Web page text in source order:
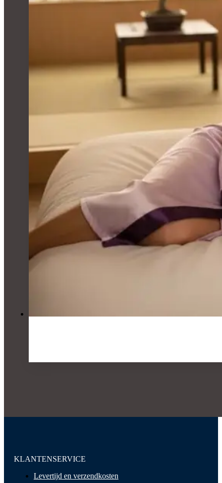
KLANTENSERVICE
Levertijd en verzendkosten